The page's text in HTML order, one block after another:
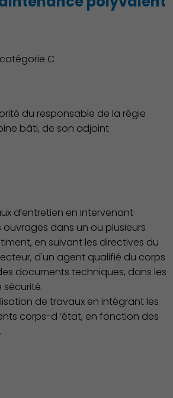
Démocratie locale
C
du responsable de la régie
bâti, de son adjoint
d’entretien en intervenant
dans un ou plusieurs
en suivant les directives du
d'un agent qualifié du corps
documents techniques, dans les
sécurité.
de travaux en intégrant les
corps-d ‘état, en fonction des